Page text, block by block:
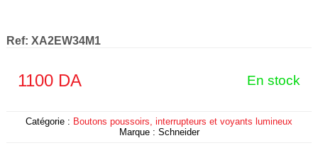
Ref: XA2EW34M1
1100DA En stock
Catégorie : Boutons poussoirs, interrupteurs et voyants lumineux
Marque : Schneider